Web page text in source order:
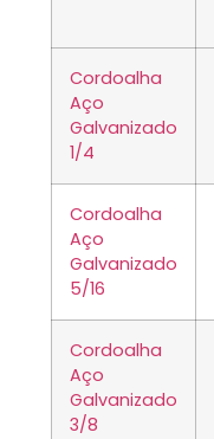
Cordoalha
Aço
Galvanizado
1/4
Cordoalha
Aço
Galvanizado
5/16
Cordoalha
Aço
Galvanizado
3/8